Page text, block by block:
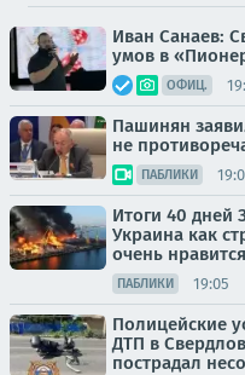
Иван Санаев:
умов в
ОФИЦ.
Пашинян
не
ПАБЛИКИ
Итоги 40 дней
Украина как
очень нравится
ПАБЛИКИ 19:05
Полицейские
ДТП в
пострадал